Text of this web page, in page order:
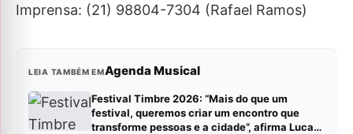
Imprensa: (21) 98804-7304 (Rafael Ramos)
LEIA TAMBÉM EMAgenda Musical
Festival Timbre 2026: “Mais do que um
festival, queremos criar um encontro que
transforme pessoas e a cidade”, afirma Lucas